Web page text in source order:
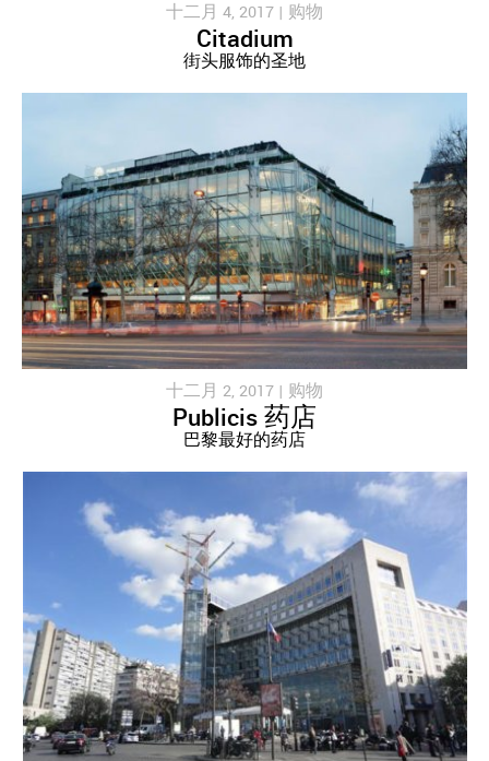
十二月 4, 2017 | 购物
Citadium
街头服饰的圣地
十二月 2, 2017 | 购物
Publicis 药店
巴黎最好的药店